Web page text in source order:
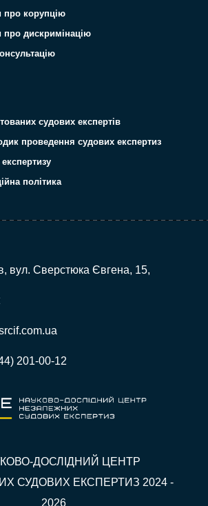
про корупцію
про дискримінацію
судових експертів
проведення судових експертиз
політика
вул. Сверстюка Євгена, 15,
201-00-12
ДОСЛІДНИЙ ЦЕНТР
СУДОВИХ ЕКСПЕРТИЗ 2024 -
2026